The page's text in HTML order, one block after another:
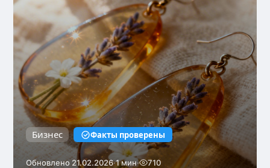
Бизнес Факты проверены
Обновлено 21.02.2026·1 мин· 710